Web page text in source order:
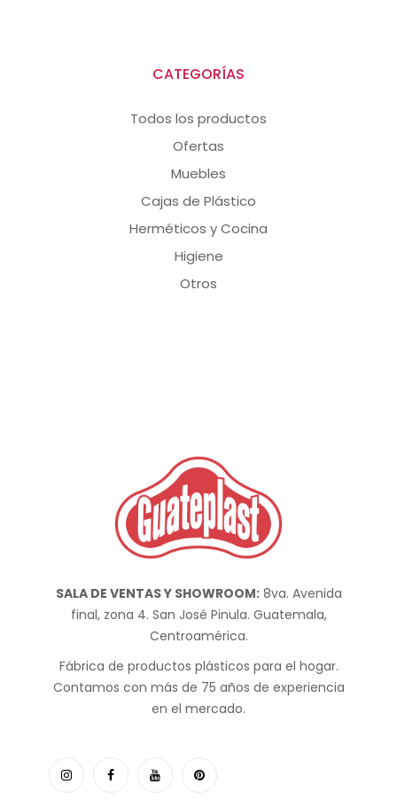
CATEGORÍAS
Todos los productos
Ofertas
Muebles
Cajas de Plástico
Herméticos y Cocina
Higiene
Otros
SALA DE VENTAS Y SHOWROOM:8va. Avenida
final, zona 4. San José Pinula. Guatemala,
Centroamérica.
Fábrica de productos plásticos para el hogar.
Contamos con más de 75 años de experiencia
en el mercado.